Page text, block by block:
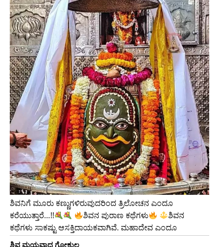
ಶಿವನಿಗೆ ಮೂರು ಕಣ್ಣುಗಳಿರುವುದರಿಂದ ತ್ರಿಲೋಚನ ಎಂದೂ
ಕರೆಯುತ್ತಾರೆ…!!
ಶಿವನ ಪುರಾಣ ಕಥೆಗಳು
ಶಿವನ
ಕಥೆಗಳು ಸಾಕಷ್ಟು ಆಸಕ್ತಿದಾಯಕವಾಗಿವೆ. ಮಹಾದೇವ ಎಂದೂ
ಶಿವ ಮಯವಾದ ಗೋಕುಲ